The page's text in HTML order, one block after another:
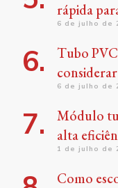
rápida
6 de julho de
Tubo
6 de julho de
Módulo
alta
1 de julho de
Como